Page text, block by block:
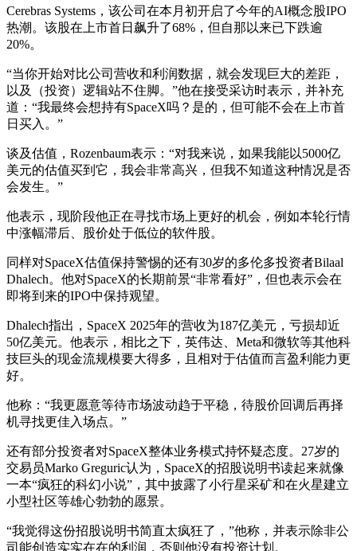
Cerebras Systems，该公司在本月初开启了今年的AI概念股IPO
热潮。该股在上市首日飙升了68%，但自那以来已下跌逾
20%。
“当你开始对比公司营收和利润数据，就会发现巨大的差距，
以及（投资）逻辑站不住脚。”他在接受采访时表示，并补充
道：“我最终会想持有SpaceX吗？是的，但可能不会在上市首
日买入。”
谈及估值，Rozenbaum表示：“对我来说，如果我能以5000亿
美元的估值买到它，我会非常高兴，但我不知道这种情况是否
会发生。”
他表示，现阶段他正在寻找市场上更好的机会，例如本轮行情
中涨幅滞后、股价处于低位的软件股。
同样对SpaceX估值保持警惕的还有30岁的多伦多投资者Bilaal
Dhalech。他对SpaceX的长期前景“非常看好”，但也表示会在
即将到来的IPO中保持观望。
Dhalech指出，SpaceX 2025年的营收为187亿美元，亏损却近
50亿美元。他表示，相比之下，英伟达、Meta和微软等其他科
技巨头的现金流规模要大得多，且相对于估值而言盈利能力更
好。
他称：“我更愿意等待市场波动趋于平稳，待股价回调后再择
机寻找更佳入场点。”
还有部分投资者对SpaceX整体业务模式持怀疑态度。27岁的
交易员Marko Greguric认为，SpaceX的招股说明书读起来就像
一本“疯狂的科幻小说”，其中披露了小行星采矿和在火星建立
小型社区等雄心勃勃的愿景。
“我觉得这份招股说明书简直太疯狂了，”他称，并表示除非公
司能创造实实在在的利润，否则他没有投资计划。